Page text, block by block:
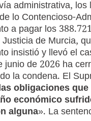
administrativa,
lo Contencioso-
a pagar los
de Murcia,
insistió y llevó el
junio de 2026 ha
la condena. El
obligaciones
económico
alguna». La